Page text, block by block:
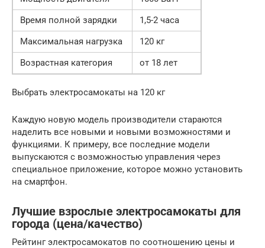
Время полной зарядки
1,5-2 часа
Максимальная нагрузка
120 кг
Возрастная категория
от 18 лет
Выбрать электросамокаты на 120 кг
Каждую новую модель производители стараются
наделить все новыми и новыми возможностями и
функциями. К примеру, все последние модели
выпускаются с возможностью управления через
специальное приложение, которое можно установить
на смартфон.
Лучшие взрослые электросамокаты для
города (цена/качество)
Рейтинг электросамокатов по соотношению цены и